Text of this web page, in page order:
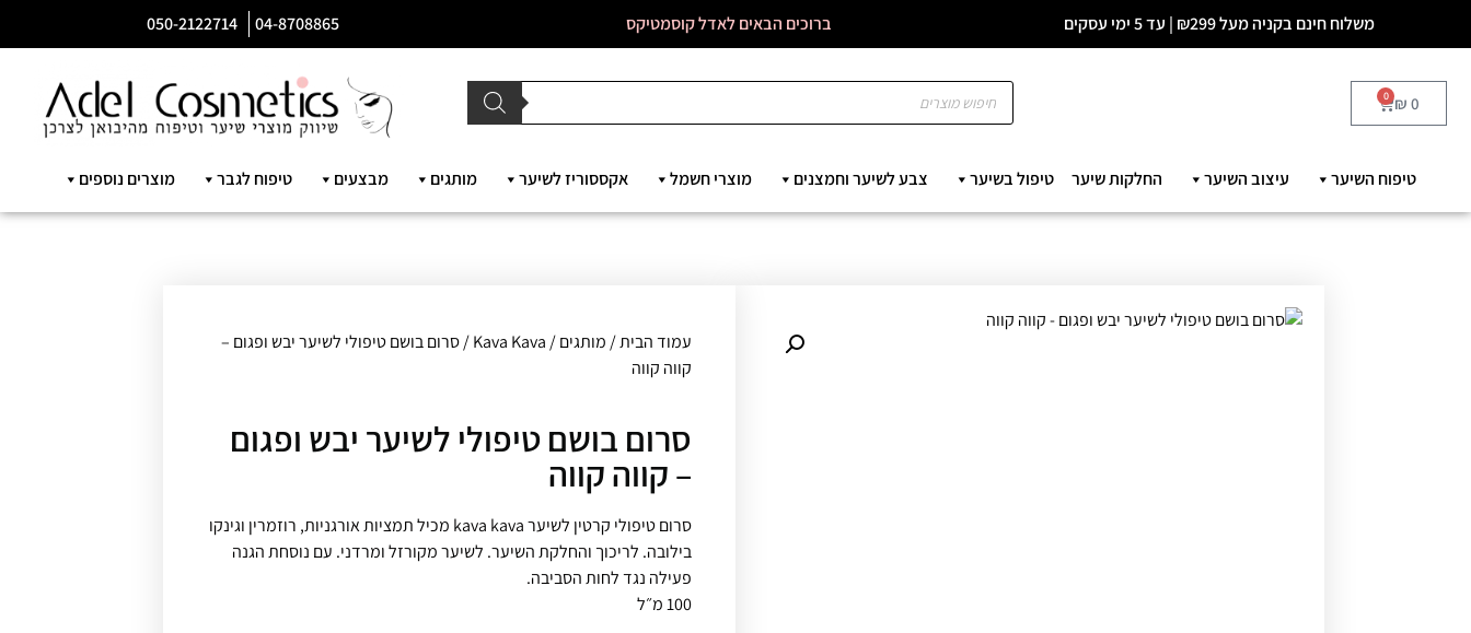
משלוח חינם בקניה מעל ₪299 | עד 5 ימי עסקים ברוכים הבאים לאדל קוסמטיקס 04-8708865
050-2122714
₪ 0
0
טיפוח השיער עיצוב השיער החלקות שיער טיפול בשיער צבע לשיער וחמצנים מוצרי חשמל אקססוריז לשיער מותגים מבצעים טיפוח לגבר מוצרים נוספים
עמוד הבית/מותגים/
Kava Kava/ סרום בושם טיפולי לשיער יבש ופגום –
קווה קווה
סרום בושם טיפולי לשיער יבש ופגום
– קווה קווה
סרום טיפולי קרטין לשיער kava kava מכיל תמציות אורגניות, רוזמרין וגינקו
בילובה. לריכוך והחלקת השיער. לשיער מקורזל ומרדני. עם נוסחת הגנה
פעילה נגד לחות הסביבה.
100 מ״ל